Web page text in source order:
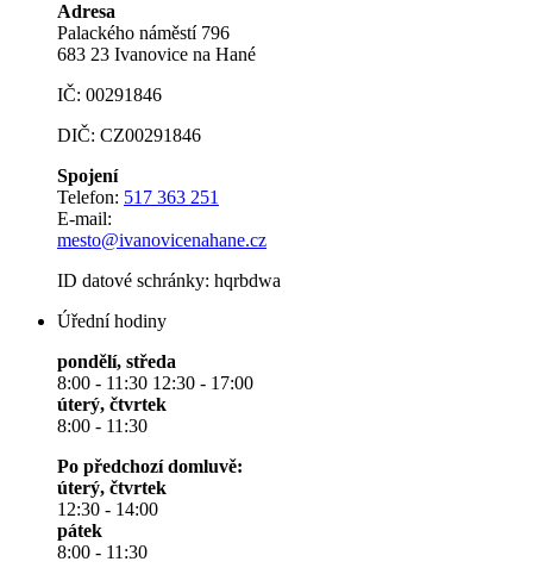
Adresa
Palackého náměstí 796
683 23 Ivanovice na Hané
IČ: 00291846
DIČ: CZ00291846
Spojení
Telefon: 517 363 251
E-mail:
mesto@ivanovicenahane.cz
ID datové schránky: hqrbdwa
Úřední hodiny
pondělí, středa
8:00 - 11:30 12:30 - 17:00
úterý, čtvrtek
8:00 - 11:30
Po předchozí domluvě:
úterý, čtvrtek
12:30 - 14:00
pátek
8:00 - 11:30